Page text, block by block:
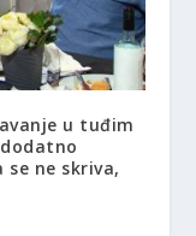
u tuđim
se ne skriva,